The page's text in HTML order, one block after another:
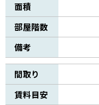
面積
部屋階数
備考
間取り
賃料目安